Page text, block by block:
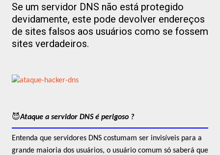
Se um servidor DNS não está protegido
devidamente, este pode devolver endereços
de sites falsos aos usuários como se fossem
sites verdadeiros.
😈Ataque a servidor DNS é perigoso ?
Entenda que servidores DNS costumam ser invisíveis para a
grande maioria dos usuários, o usuário comum só saberá que